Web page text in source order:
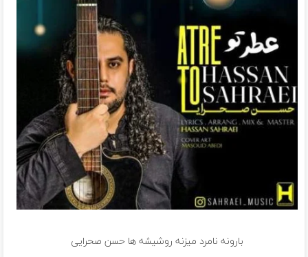
بارونه نامرد میزنه روشیشه ها حسن صحرایی